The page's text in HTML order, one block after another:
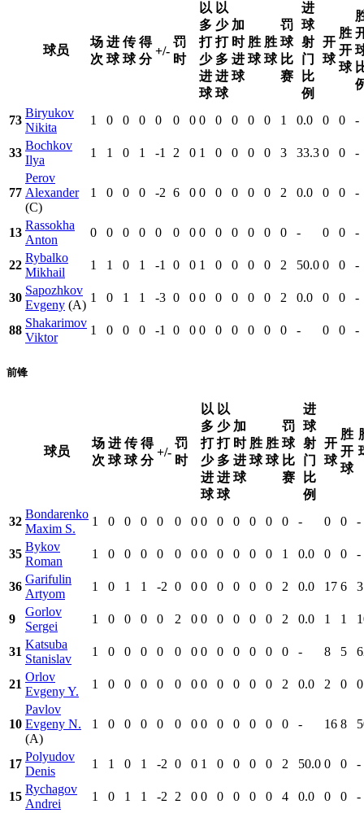
球员
场
次
进
球
传
球
得
分
+/-
罚
时
以
多
打
少
进
球
以
少
打
多
进
球
加
时
进
球
胜
球
胜
球
罚
球
比
赛
进
球
射
门
比
例
开
球
胜
开
球
73
Biryukov
Nikita
1 0 0 0 0 0 0 0 0 0 0 0 1 0.0 0 0 -
33
Bochkov
Ilya
1 1 0 1 -1 2 0 1 0 0 0 0 3 33.3 0 0 -
77
Perov
Alexander
(C)
1 0 0 0 -2 6 0 0 0 0 0 0 2 0.0 0 0 -
13
Rassokha
Anton
0 0 0 0 0 0 0 0 0 0 0 0 0 - 0 0 -
22
Rybalko
Mikhail
1 1 0 1 -1 0 0 1 0 0 0 0 2 50.0 0 0 -
30
Sapozhkov
Evgeny (A)
1 0 1 1 -3 0 0 0 0 0 0 0 2 0.0 0 0 -
88
Shakarimov
Viktor
1 0 0 0 -1 0 0 0 0 0 0 0 0 - 0 0 -
前锋
球员
场
次
进
球
传
球
得
分
+/-
罚
时
以
多
打
少
进
球
以
少
打
多
进
球
加
时
进
球
胜
球
胜
球
罚
球
比
赛
进
球
射
门
比
例
开
球
胜
开
球
32
Bondarenko
Maxim S.
1 0 0 0 0 0 0 0 0 0 0 0 0 - 0 0 -
35
Bykov
Roman
1 0 0 0 0 0 0 0 0 0 0 0 1 0.0 0 0 -
36
Garifulin
Artyom
1 0 1 1 -2 0 0 0 0 0 0 0 2 0.0 17 6
9
Gorlov
Sergei
1 0 0 0 0 2 0 0 0 0 0 0 2 0.0 1 1
31
Katsuba
Stanislav
1 0 0 0 0 0 0 0 0 0 0 0 0 - 8 5
21
Orlov
Evgeny Y.
1 0 0 0 0 0 0 0 0 0 0 0 2 0.0 2 0
10
Pavlov
Evgeny N.
(A)
1 0 0 0 0 0 0 0 0 0 0 0 0 - 16 8
17
Polyudov
Denis
1 1 0 1 -2 0 0 1 0 0 0 0 2 50.0 0 0 -
15
Rychagov
Andrei
1 0 1 1 -2 2 0 0 0 0 0 0 4 0.0 0 0 -